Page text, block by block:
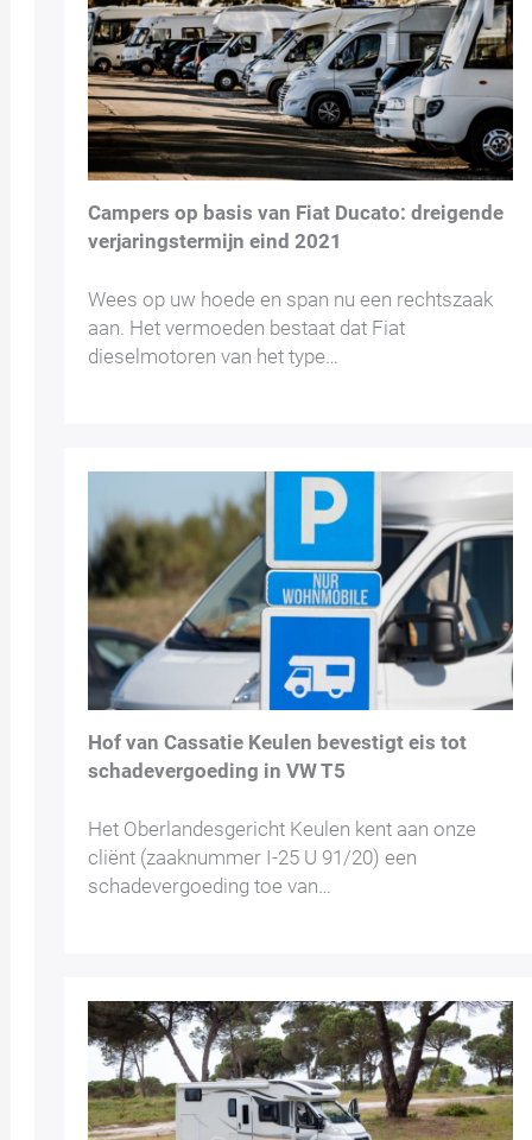
Campers op basis van Fiat Ducato: dreigende
verjaringstermijn eind 2021
Wees op uw hoede en span nu een rechtszaak
aan. Het vermoeden bestaat dat Fiat
dieselmotoren van het type…
Hof van Cassatie Keulen bevestigt eis tot
schadevergoeding in VW T5
Het Oberlandesgericht Keulen kent aan onze
cliënt (zaaknummer I-25 U 91/20) een
schadevergoeding toe van…